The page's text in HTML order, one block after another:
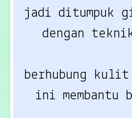
jadi ditumpuk
dengan
berhubung
ini membantu